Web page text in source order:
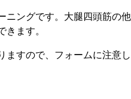
ニングです。大腿四頭筋の
きます。
すので、フォームに注意し